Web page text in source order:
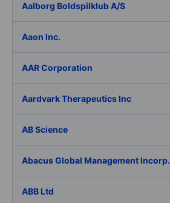
Aalborg Boldspilklub A/S
Aaon Inc.
AAR Corporation
Aardvark Therapeutics Inc
AB Science
Abacus Global Management Incorp.
ABB Ltd